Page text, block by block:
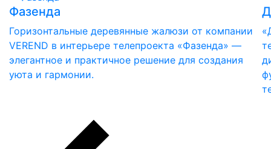
Фазенда
Горизонтальные деревянные жалюзи от компании
VEREND в интерьере телепроекта «Фазенда» —
элегантное и практичное решение для создания
уюта и гармонии.